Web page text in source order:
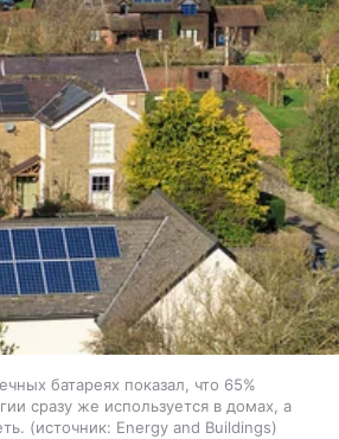
батареях показал, что 65%
сразу же используется в домах, а
источник: Energy and Buildings